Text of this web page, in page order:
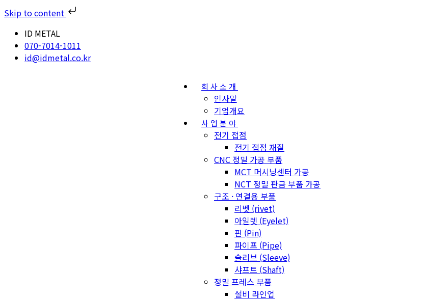
Skip to content
ID METAL
070-7014-1011
id@idmetal.co.kr
회사소개
인사말
기업개요
사업분야
전기 접점
전기 접점 재질
CNC 정밀 가공 부품
MCT 머시닝센터 가공
NCT 정밀 판금 부품 가공
구조 · 연결용 부품
리벳 (rivet)
아일렛 (Eyelet)
핀 (Pin)
파이프 (Pipe)
슬리브 (Sleeve)
샤프트 (Shaft)
정밀 프레스 부품
설비 라인업